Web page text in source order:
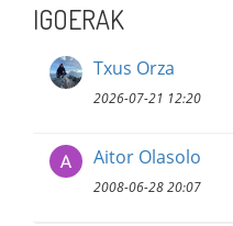
IGOERAK
Txus Orza
2026-07-21 12:20
Aitor Olasolo
2008-06-28 20:07